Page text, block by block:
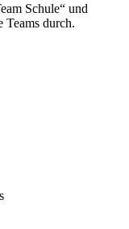
Schule“ und
Teams durch.